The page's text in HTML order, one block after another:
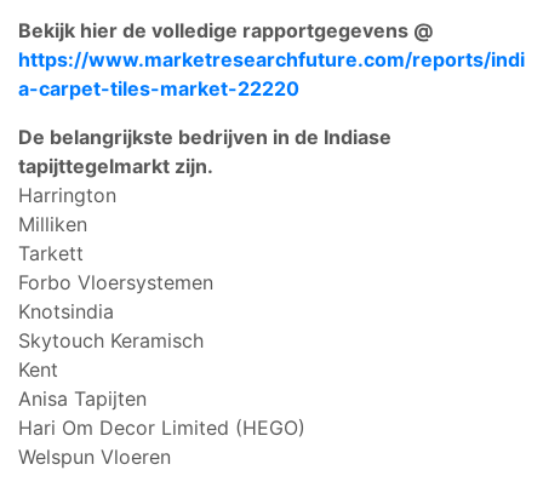
Bekijk hier de volledige rapportgegevens @
https://www.marketresearchfuture.com/reports/indi
a-carpet-tiles-market-22220
De belangrijkste bedrijven in de Indiase
tapijttegelmarkt zijn.
Harrington
Milliken
Tarkett
Forbo Vloersystemen
Knotsindia
Skytouch Keramisch
Kent
Anisa Tapijten
Hari Om Decor Limited (HEGO)
Welspun Vloeren